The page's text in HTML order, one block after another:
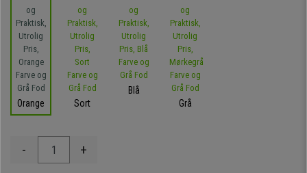
Orange Sort
Blå
Grå
- +